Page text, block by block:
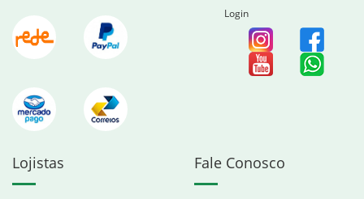
Login
Lojistas Fale Conosco